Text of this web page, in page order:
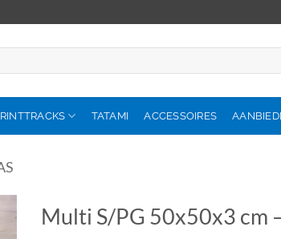
TATAMI ACCESSOIRES
Multi S/PG 50x50x3 cm